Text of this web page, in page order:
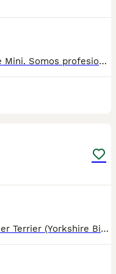
Cachorritos preciosos de Yorkshire Mini. Somos profesionales con años de experiencia. Entregamos a nuestros cachorritos con revisión Veterinaria, Factura de compra garantía vírica, formulario de reconocimiento de raza pura, junto con su cartilla de vacunación y desparasitacion al día de la entrega. Hacemos envíos a toda la península y Baleares. Disponemos de servicio propio de transporte. Posibilidad de pago contrareembolso. Para más información no dude en contactar con nosotros. TLF: 649297709. Solo atiendo wasap o tlf. Gracias
¡Precioso cachorro macho de Biewer Terrier (Yorkshire Biewer) disponible! ❤️ El Biewer Terrier es una raza elegante y exclusiva, derivada del Yorkshire Terrier, destacada por su hermoso pelaje tricolor (blanco, negro y oro) largo y sedoso. Son perros pequeños, inteligentes, alegres, muy cariñosos y leales, perfectos como compañeros familiares. Hipoalergénicos, ideales para apartamentos y personas con alergias, ya que apenas sueltan pelo. Criados con mucho cariño en ambiente familiar, con socialización desde pequeños para que sean equilibrados y afectuosos. Nuestros cachorros se entregan revisados por veterinario y con: • Chip • Pasaporte y cartilla sanitaria • Vacunados y desparasitados • Contrato con garantías víricas y congénitas 📸 Para ver más fotos y vídeos reales de nuestros cachorros, síguenos en Instagram: @mimascotasdelsur057 Somos Mascotas del Sur, ubicados en Sevilla. 📞 Contacto: 611723226 Realizamos envíos a toda España y Gibraltar (precio del envío no incluido en el del cachorro). Posibilidad de recogida directa en nuestras instalaciones o envío seguro. Disponemos de videollamada para que conozcas al cachorro antes de la reserva. Ofrecemos posibilidad de reserva y pago contrareembolso. El precio indicado en el anuncio es real. Solo atendemos a personas realmente interesadas en ofrecer un buen hogar. 🏡💕 #BiewerTerrier #YorkshireBiewer #BiewerYorkie #CachorrosBiewer #BiewerMacho #YorkshireTerrier #TerrierBiewer #CachorrosEnVenta #CachorrosEspaña #PerrosSevilla #PerrosPequeños #CachorroAdorable #PerrosHipoalergenicos #MascotasSevilla #BiewerPuppy #YorkieBiewer #CachorrosYorkshire #PerrosDeRaza #MascotasDelSur #Cachorros2026